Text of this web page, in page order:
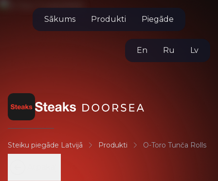
Sākums Produkti Piegāde
En Ru Lv
Steiku piegāde Latvijā Produkti O-Toro Tunča Rolls